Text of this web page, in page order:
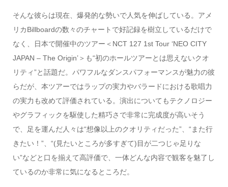
そんな彼らは現在、爆発的な勢いで人気を伸ばしている。アメ
リカBillboardの数々のチャートで好記録を樹立しているだけで
なく、日本で開催中のツアー＜NCT 127 1st Tour ‘NEO CITY
JAPAN – The Origin’＞も“初のホールツアーとは思えないクオ
リティ”と話題だ。パワフルなダンスパフォーマンスが魅力の彼
らだが、本ツアーではラップの実力やバラードにおける歌唱力
の実力も改めて評価されている。演出についてもテクノロジー
やグラフィックを駆使した精巧さで非常に完成度が高いそう
で、足を運んだ人々は“想像以上のクオリティだった”、“また行
きたい！”、“(見たいところが多すぎて)目が二つじゃ足りな
い”などと口を揃えて高評価で、一体どんな内容で観客を魅了し
ているのか非常に気になるところだ。